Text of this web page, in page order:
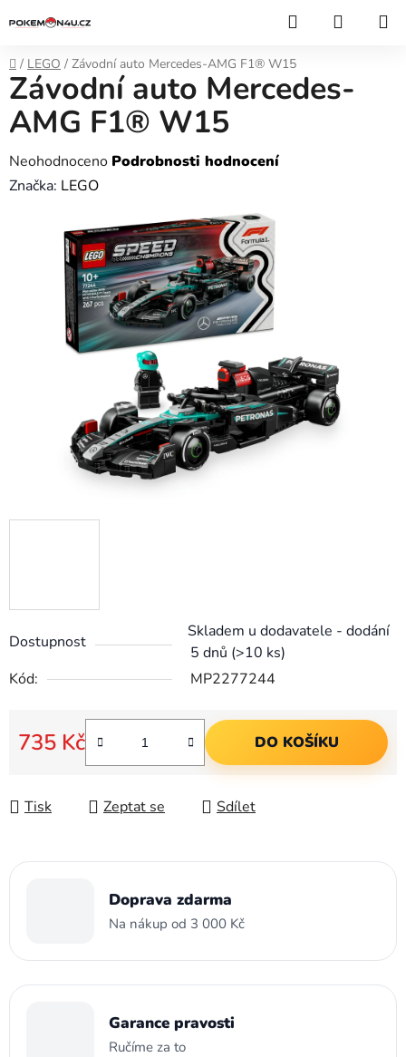
na
Hledat
Domů
/ LEGO / Závodní auto Mercedes-AMG F1® W15
Dostupnost
Skladem u dodavatele - dodání
5 dnů (>10 ks)
Kód:
MP2277244
735 Kč
Měrná cena:
DO KOŠÍKU
Tisk Zeptat se Sdílet
Závodní auto Mercedes-
AMG F1® W15
Průměrné
hodnocení
hvězdiček.
Neohodnoceno Podrobnosti hodnocení
Značka: LEGO
Doprava zdarma
Na nákup od 3 000 Kč
Garance pravosti
Ručíme za to